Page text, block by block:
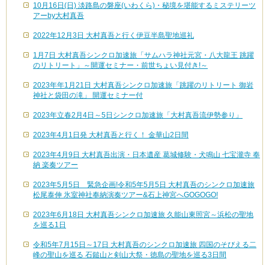
10月16日(日) 淡路島の磐座(いわくら)・秘境を堪能するミステリーツ
アーby大村真吾
2022年12月3日 大村真吾と行く伊豆半島聖地巡礼
1月7日 大村真吾シンクロ加速旅「サムハラ神社元宮・八大龍王 跳躍
のリトリート」～開運セミナー・前世ちょい見付き!～
2023年年1月21日 大村真吾シンクロ加速旅「跳躍のリトリート 御岩
神社と袋田の滝」 開運セミナー付
2023年立春2月4日～5日シンクロ加速旅「大村真吾流伊勢参り」
2023年4月1日発 大村真吾と行く！ 金華山2日間
2023年4月9日 大村真吾出演・日本遺産 葛城修験・犬鳴山 七宝瀧寺 奉
納 楽奏ツアー
2023年5月5日 緊急企画!令和5年5月5日 大村真吾のシンクロ加速旅
松尾泰伸 氷室神社奉納演奏ツアー&石上神宮へGOGOGO!
2023年6月18日 大村真吾シンクロ加速旅 久能山東照宮～浜松の聖地
を巡る1日
令和5年7月15日～17日 大村真吾のシンクロ加速旅 四国のそびえる二
峰の聖山を巡る 石鎚山と剣山大祭・徳島の聖地を巡る3日間